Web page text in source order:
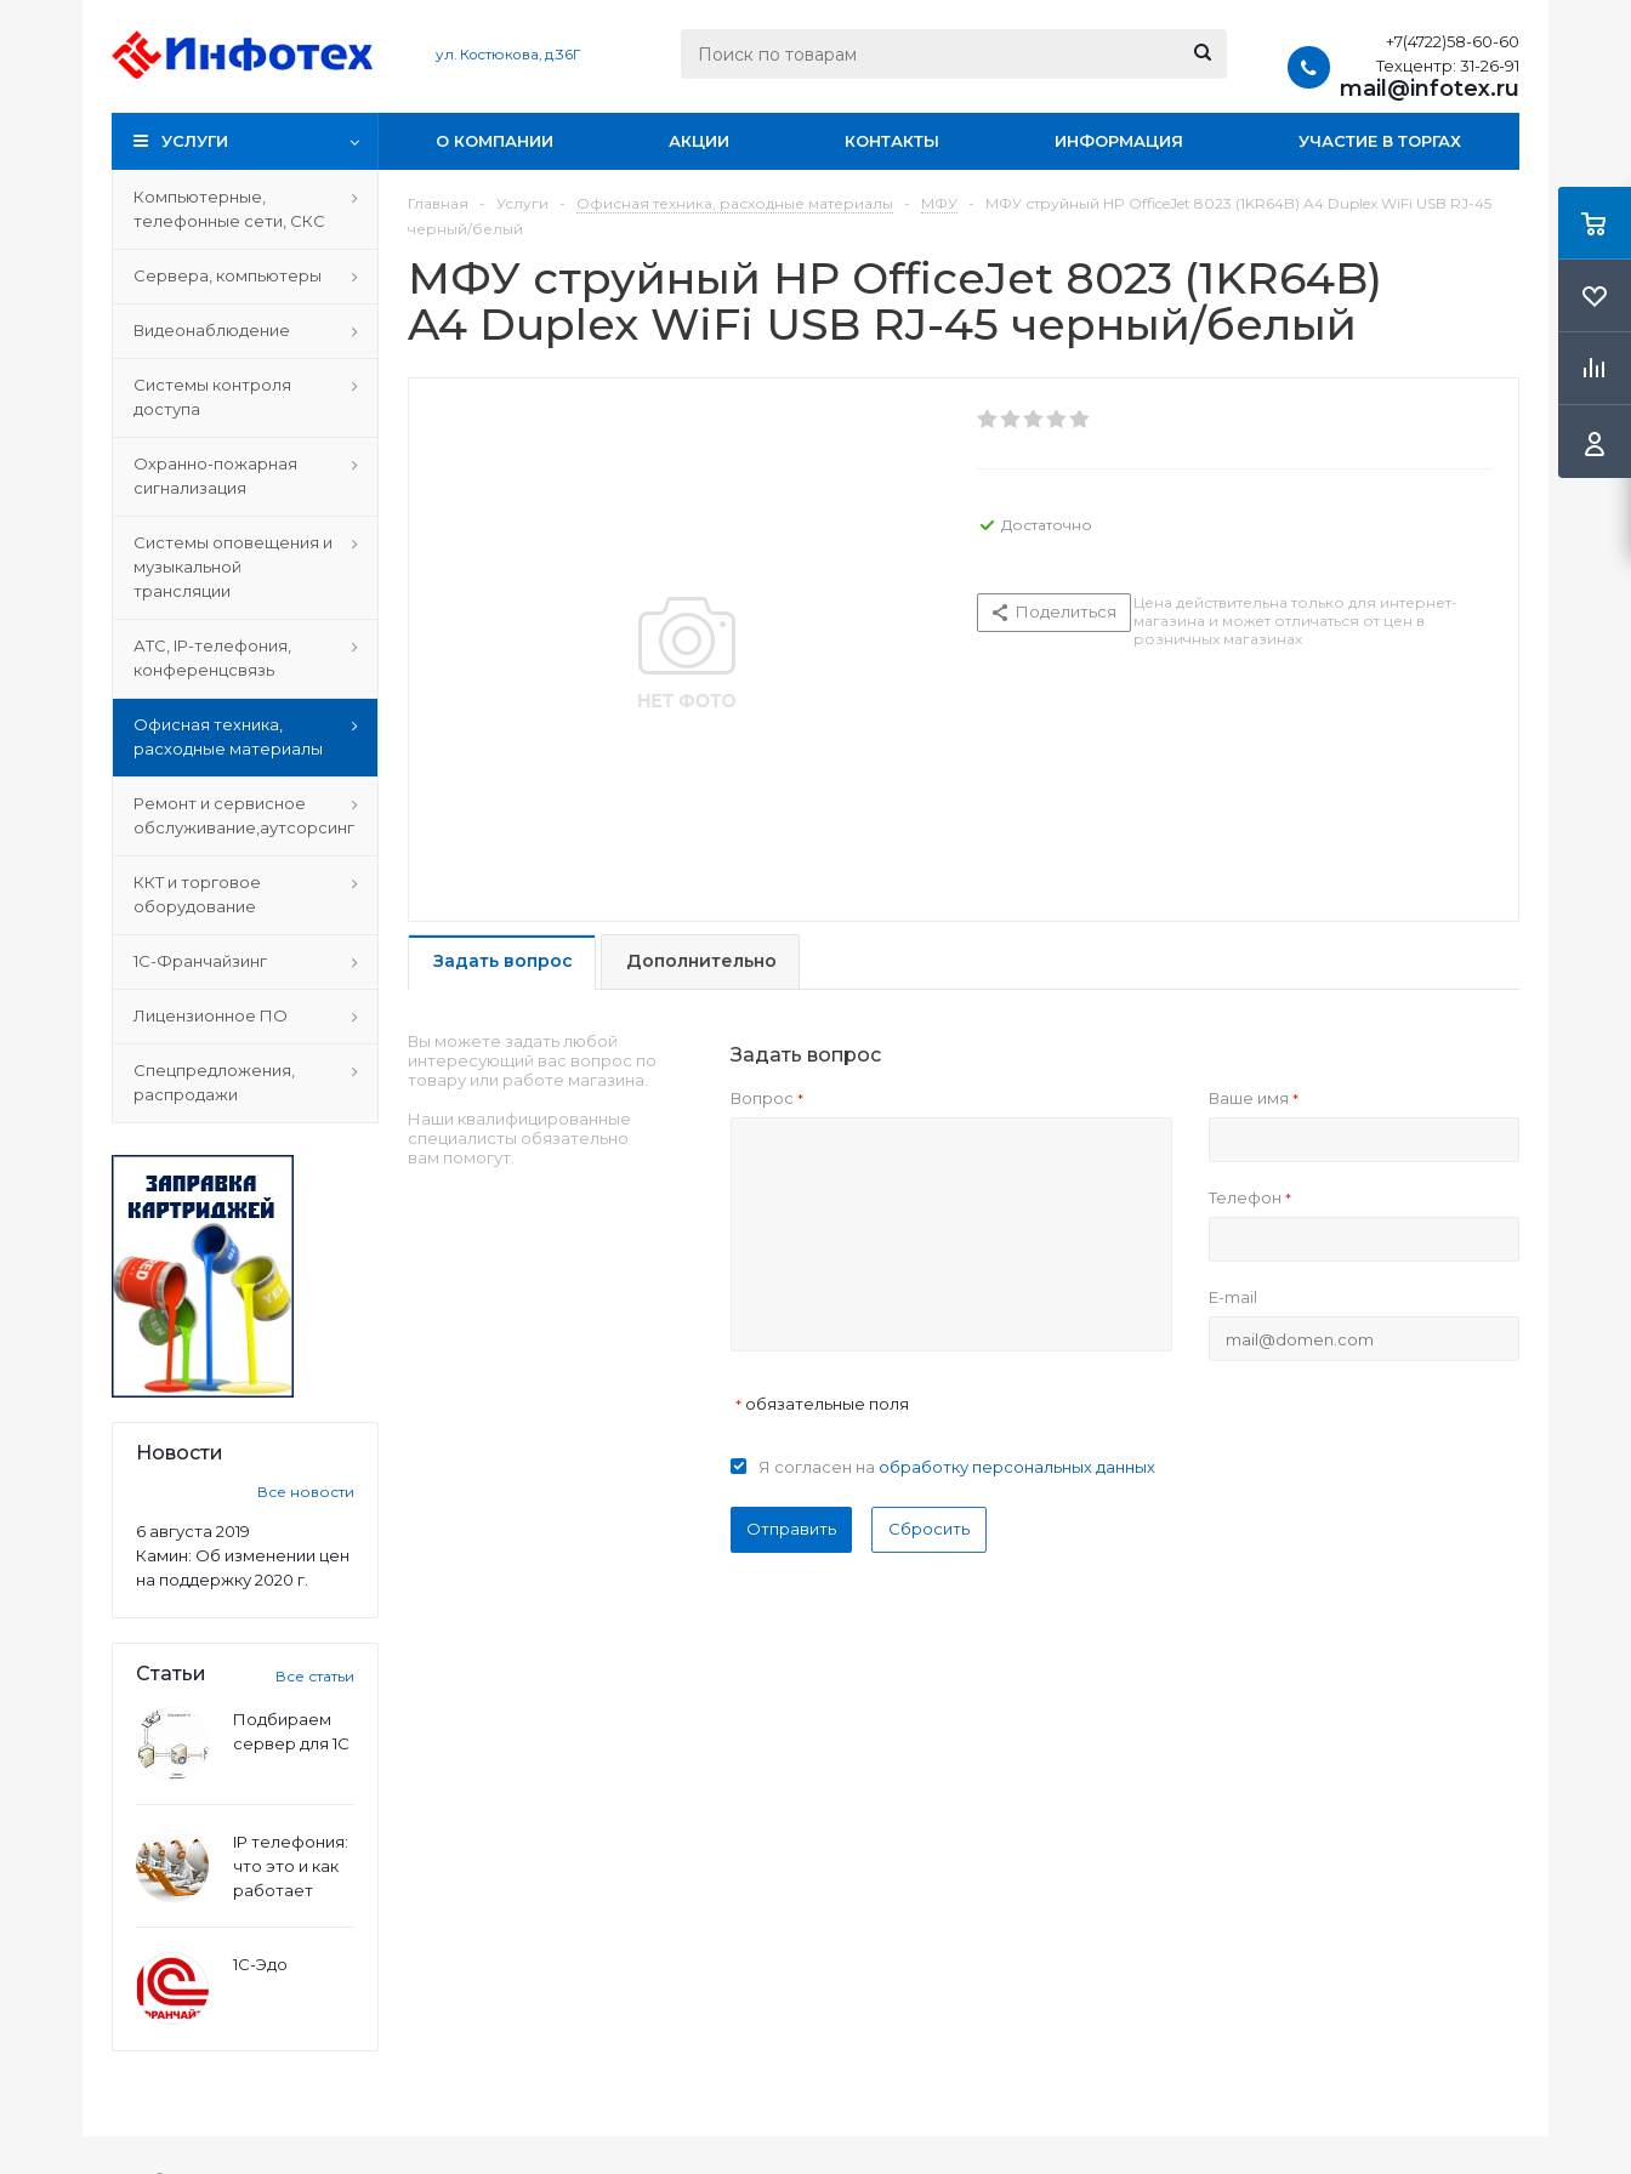
ул. Костюкова, д.36Г
+7(4722)58-60-60
Техцентр: 31-26-91
mail@infotex.ru
УСЛУГИ О КОМПАНИИ АКЦИИ КОНТАКТЫ ИНФОРМАЦИЯ УЧАСТИЕ В ТОРГАХ
Компьютерные,
телефонные сети, СКС
Сервера, компьютеры
Видеонаблюдение
Системы контроля
доступа
Охранно-пожарная
сигнализация
Системы оповещения и
музыкальной
трансляции
АТС, IP-телефония,
конференцсвязь
Офисная техника,
расходные материалы
Ремонт и сервисное
обслуживание,аутсорсинг
ККТ и торговое
оборудование
1С-Франчайзинг
Лицензионное ПО
Спецпредложения,
распродажи
Новости
Все новости
6 августа 2019
Камин: Об изменении цен
на поддержку 2020 г.
Статьи Все статьи
Подбираем
сервер для 1С
IP телефония:
что это и как
работает
1С-Эдо
Главная - Услуги - Офисная техника, расходные материалы - МФУ -
МФУ струйный HP OfficeJet 8023 (1KR64B) A4 Duplex WiFi USB RJ-45
черный/белый
МФУ струйный HP OfficeJet 8023 (1KR64B)
A4 Duplex WiFi USB RJ-45 черный/белый
Достаточно
Поделиться
Цена действительна только для интернет-
магазина и может отличаться от цен в
розничных магазинах
Задать вопрос Дополнительно
Вы можете задать любой
интересующий вас вопрос по
товару или работе магазина.
Наши квалифицированные
специалисты обязательно
вам помогут.
Задать вопрос
Вопрос * Ваше имя *
Телефон *
E-mail
*обязательные поля
Я согласен на обработку персональных данных
Отправить Сбросить